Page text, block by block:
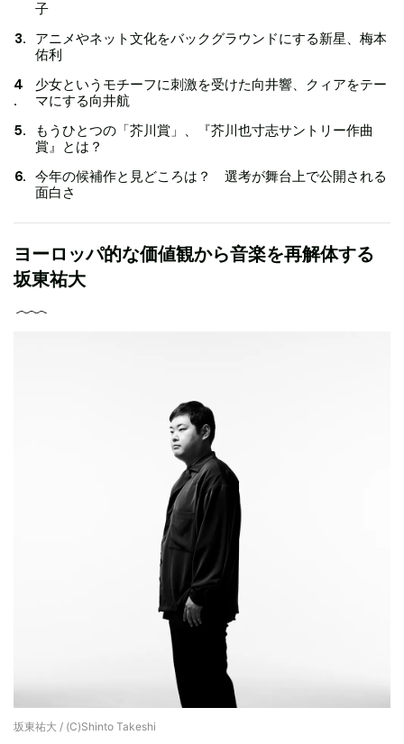
子
アニメやネット文化をバックグラウンドにする新星、梅本
佑利
少女というモチーフに刺激を受けた向井響、クィアをテー
マにする向井航
もうひとつの「芥川賞」、『芥川也寸志サントリー作曲
賞』とは？
今年の候補作と見どころは？ 選考が舞台上で公開される
面白さ
ヨーロッパ的な価値観から音楽を再解体する
坂東祐大
坂東祐大 / (C)Shinto Takeshi